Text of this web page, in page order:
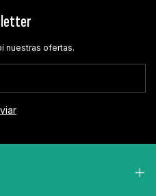
nuestras ofertas.